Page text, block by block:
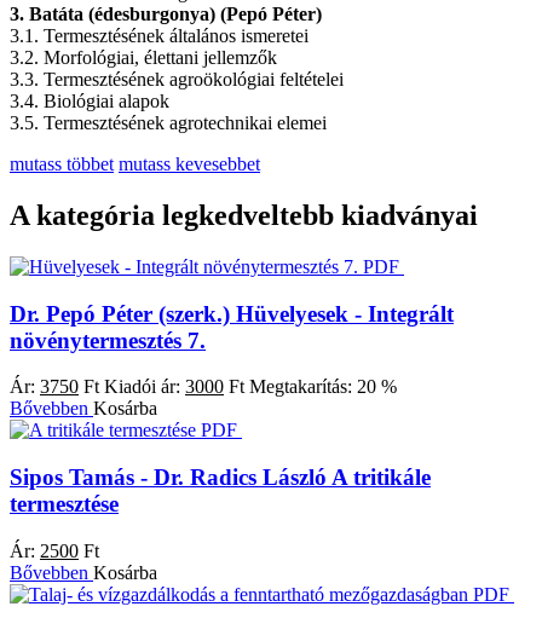
3. Batáta (édesburgonya) (Pepó Péter)
3.1. Termesztésének általános ismeretei
3.2. Morfológiai, élettani jellemzők
3.3. Termesztésének agroökológiai feltételei
3.4. Biológiai alapok
3.5. Termesztésének agrotechnikai elemei
mutass többet mutass kevesebbet
A kategória legkedveltebb kiadványai
PDF
Dr. Pepó Péter (szerk.) Hüvelyesek - Integrált
növénytermesztés 7.
Ár: 3750 Ft Kiadói ár: 3000 Ft Megtakarítás: 20 %
Bővebben Kosárba
PDF
Sipos Tamás - Dr. Radics László A tritikále
termesztése
Ár: 2500 Ft
Bővebben Kosárba
PDF